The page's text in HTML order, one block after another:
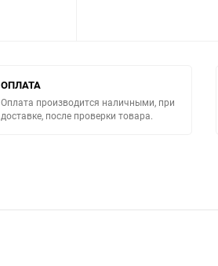
ОПЛАТА
Оплата производится наличными, при
доставке, после проверки товара.